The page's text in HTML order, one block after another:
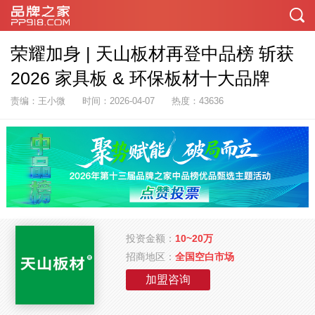
荣耀加身 | 天山板材再登中品榜 斩获
2026 家具板 & 环保板材十大品牌
责编：王小微 时间：2026-04-07 热度：43636
投资金额： 10~20万
招商地区：全国空白市场
加盟咨询